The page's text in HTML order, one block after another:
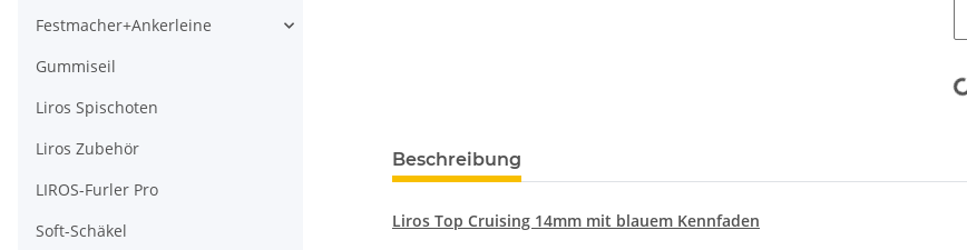
Beschreibung
Liros Top Cruising 14mm mit blauem Kennfaden
Festmacher+Ankerleine
Gummiseil
Liros Spischoten
Liros Zubehör
LIROS-Furler Pro
Soft-Schäkel